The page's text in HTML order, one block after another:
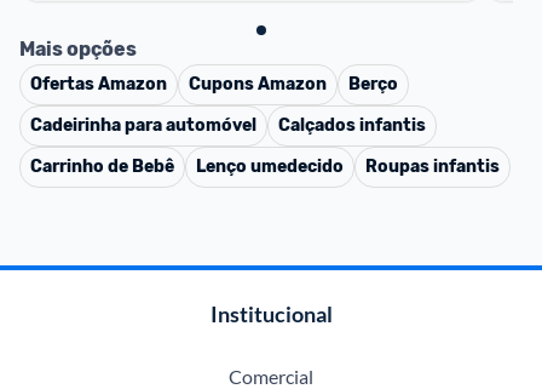
Mais opções
OfertasAmazon CuponsAmazon
Berço
Cadeirinha para automóvel
Calçados infantis
Carrinho de Bebê
Lenço umedecido Roupas infantis
Institucional
Comercial